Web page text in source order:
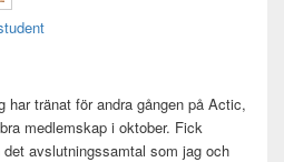
har tränat för andra gången på Actic,
medlemskap i oktober. Fick
avslutningssamtal som jag och